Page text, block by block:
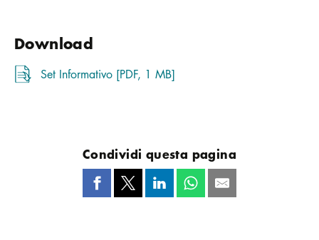
Download
Set Informativo [PDF, 1 MB]
Condividi questa pagina